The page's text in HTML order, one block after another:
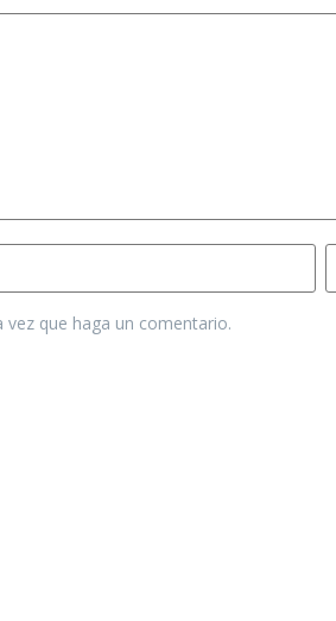
que haga un comentario.